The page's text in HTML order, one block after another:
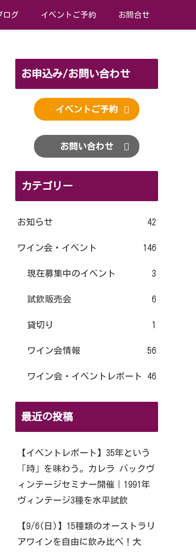
ログ イベントご予約 お問合せ
お申込み/お問い合わせ
イベントご予約
お問い合わせ
カテゴリー
お知らせ 42
ワイン会・イベント 146
現在募集中のイベント 3
試飲販売会 6
貸切り 1
ワイン会情報 56
ワイン会・イベントレポート 46
最近の投稿
【イベントレポート】35年という
「時」を味わう。カレラ バックヴ
ィンテージセミナー開催｜1991年
ヴィンテージ3種を水平試飲
【9/6(日)】15種類のオーストラリ
アワインを自由に飲み比べ！大